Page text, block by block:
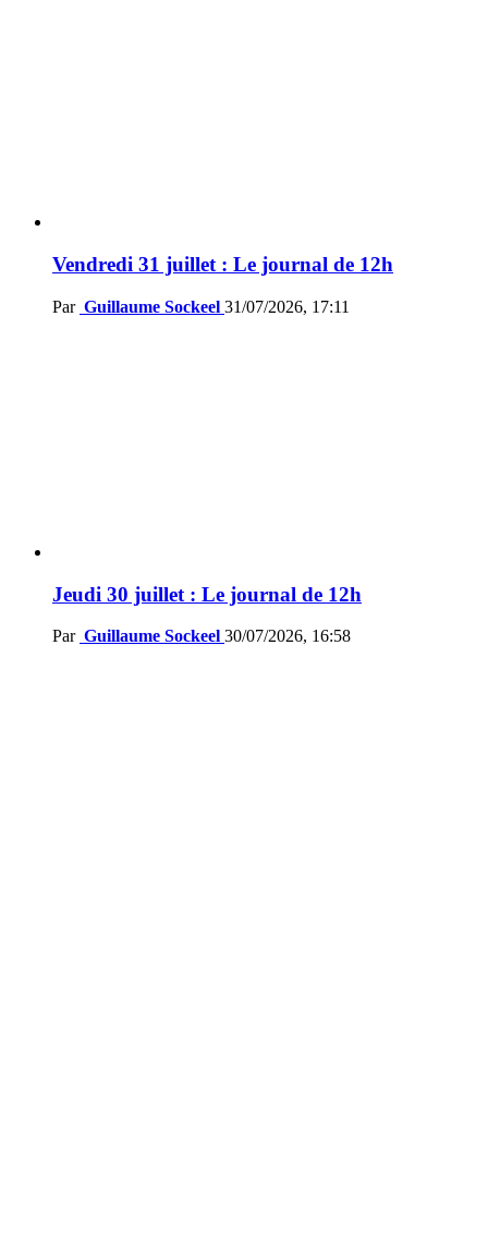
Vendredi 31 juillet : Le journal de 12h
Par Guillaume Sockeel 31/07/2026, 17:11
Jeudi 30 juillet : Le journal de 12h
Par Guillaume Sockeel 30/07/2026, 16:58